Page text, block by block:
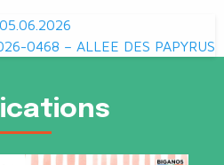
0468 – ALLEE DES PAPYRUS